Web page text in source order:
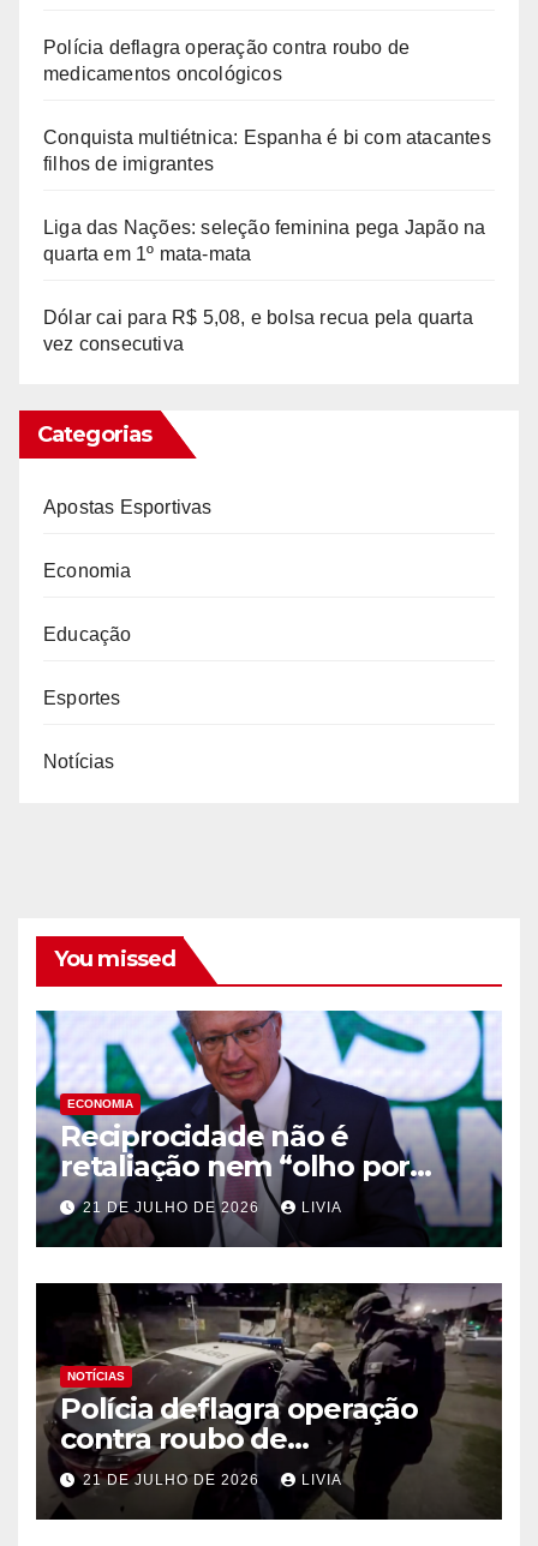
Polícia deflagra operação contra roubo de
medicamentos oncológicos
Conquista multiétnica: Espanha é bi com atacantes
filhos de imigrantes
Liga das Nações: seleção feminina pega Japão na
quarta em 1º mata-mata
Dólar cai para R$ 5,08, e bolsa recua pela quarta
vez consecutiva
Categorias
Apostas Esportivas
Economia
Educação
Esportes
Notícias
You missed
ECONOMIA
Reciprocidade não é
retaliação nem “olho por
olho”, diz Alckmin
21 DE JULHO DE 2026 LIVIA
NOTÍCIAS
Polícia deflagra operação
contra roubo de
medicamentos oncológicos
21 DE JULHO DE 2026 LIVIA